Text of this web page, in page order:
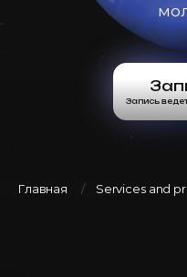
Запись
Главная Services and